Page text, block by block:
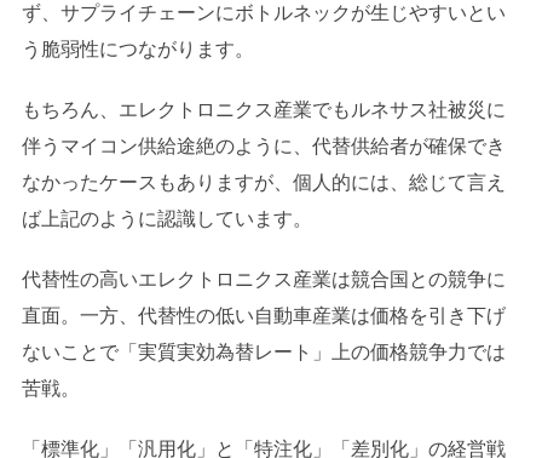
ず、サプライチェーンにボトルネックが生じやすいとい
う脆弱性につながります。
もちろん、エレクトロニクス産業でもルネサス社被災に
伴うマイコン供給途絶のように、代替供給者が確保でき
なかったケースもありますが、個人的には、総じて言え
ば上記のように認識しています。
代替性の高いエレクトロニクス産業は競合国との競争に
直面。一方、代替性の低い自動車産業は価格を引き下げ
ないことで「実質実効為替レート」上の価格競争力では
苦戦。
「標準化」「汎用化」と「特注化」「差別化」の経営戦